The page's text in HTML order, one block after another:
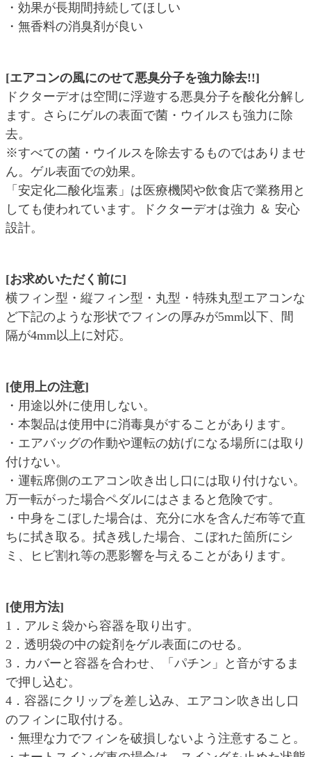
・効果が長期間持続してほしい
・無香料の消臭剤が良い
[エアコンの風にのせて悪臭分子を強力除去!!]
ドクターデオは空間に浮遊する悪臭分子を酸化分解し
ます。さらにゲルの表面で菌・ウイルスも強力に除
去。
※すべての菌・ウイルスを除去するものではありませ
ん。ゲル表面での効果。
「安定化二酸化塩素」は医療機関や飲食店で業務用と
しても使われています。ドクターデオは強力 ＆ 安心
設計。
[お求めいただく前に]
横フィン型・縦フィン型・丸型・特殊丸型エアコンな
ど下記のような形状でフィンの厚みが5mm以下、間
隔が4mm以上に対応。
[使用上の注意]
・用途以外に使用しない。
・本製品は使用中に消毒臭がすることがあります。
・エアバッグの作動や運転の妨げになる場所には取り
付けない。
・運転席側のエアコン吹き出し口には取り付けない。
万一転がった場合ペダルにはさまると危険です。
・中身をこぼした場合は、充分に水を含んだ布等で直
ちに拭き取る。拭き残した場合、こぼれた箇所にシ
ミ、ヒビ割れ等の悪影響を与えることがあります。
[使用方法]
1．アルミ袋から容器を取り出す。
2．透明袋の中の錠剤をゲル表面にのせる。
3．カバーと容器を合わせ、「パチン」と音がするま
で押し込む。
4．容器にクリップを差し込み、エアコン吹き出し口
のフィンに取付ける。
・無理な力でフィンを破損しないよう注意すること。